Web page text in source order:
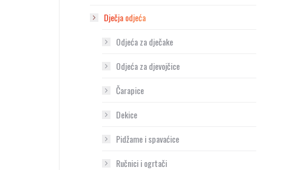
Dječja odjeća
Odjeća za dječake
Odjeća za djevojčice
Čarapice
Dekice
Pidžame i spavaćice
Ručnici i ogrtači